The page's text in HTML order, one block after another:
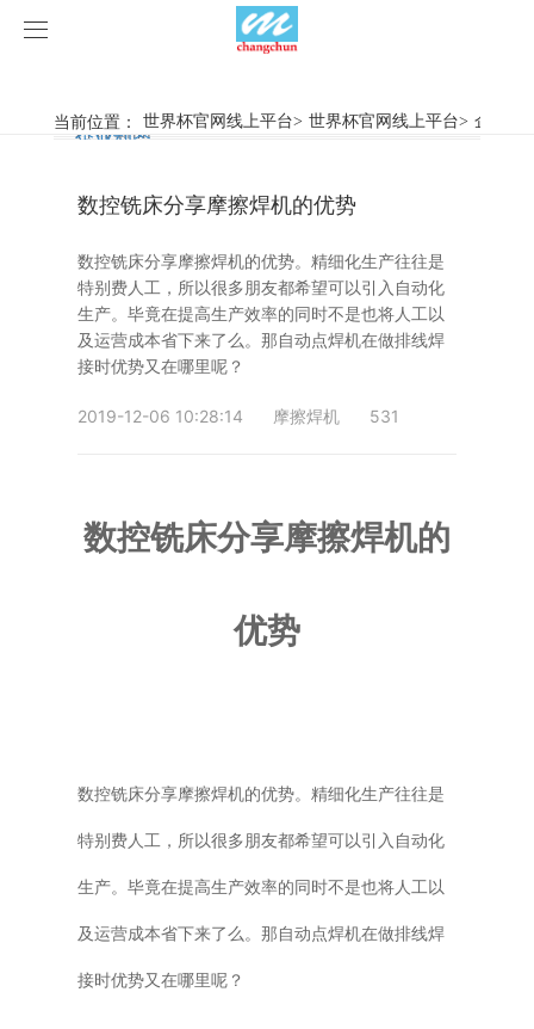
世界杯官网线上平台
旋弧焊机
摩擦焊机
惯性摩擦焊机
简易数控铣床
产品视频
世界杯官网线上平台
行业新闻
案例展示
世界杯官网线上平台-世界杯（中国）
当前位置： 世界杯官网线上平台> 世界杯官网线上平台> 企业动
行业新闻
企业动态
数控铣床分享摩擦焊机的优势
数控铣床分享摩擦焊机的优势。精细化生产往往是
特别费人工，所以很多朋友都希望可以引入自动化
生产。毕竟在提高生产效率的同时不是也将人工以
及运营成本省下来了么。那自动点焊机在做排线焊
接时优势又在哪里呢？
2019-12-06 10:28:14 摩擦焊机 531
数控铣床分享摩擦焊机的
优势
数控铣床分享摩擦焊机的优势。精细化生产往往是
特别费人工，所以很多朋友都希望可以引入自动化
生产。毕竟在提高生产效率的同时不是也将人工以
及运营成本省下来了么。那自动点焊机在做排线焊
接时优势又在哪里呢？